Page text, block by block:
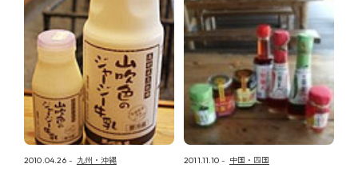
2010.04.26 九州・沖縄 2011.11.10 中国・四国